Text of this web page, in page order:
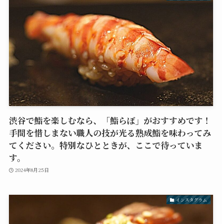
渋谷で鮨を楽しむなら、「鮨らぼ」がおすすめです！
手間を惜しまない職人の技が光る熟成鮨を味わってみ
てください。特別なひとときが、ここで待っていま
す。
2024年8月25日
インスタグラム